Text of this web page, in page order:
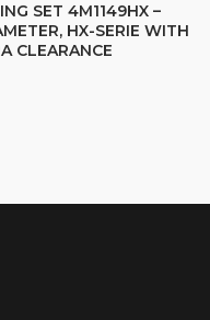
SET 4M1149HX –
HX-SERIE WITH
CLEARANCE